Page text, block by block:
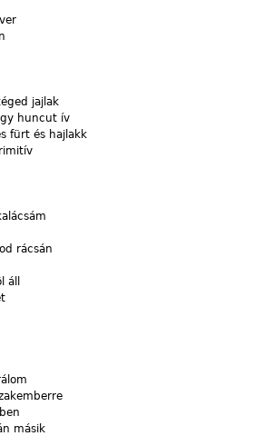
jajlak
huncut ív
fürt és hajlakk
rácsán
áll
másik